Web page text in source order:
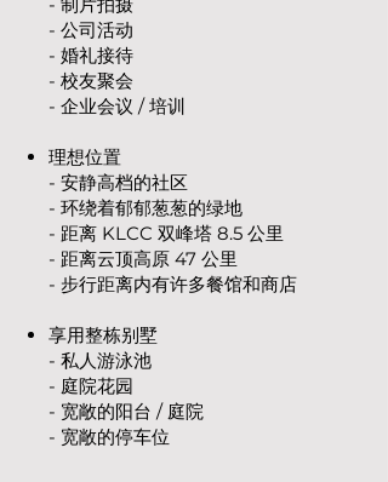
- 公司活动
- 婚礼接待
- 校友聚会
- 企业会议 / 培训
理想位置
- 安静高档的社区
- 环绕着郁郁葱葱的绿地
- 距离 KLCC 双峰塔 8.5 公里
- 距离云顶高原 47 公里
- 步行距离内有许多餐馆和商店
享用整栋别墅
- 私人游泳池
- 庭院花园
- 宽敞的阳台 / 庭院
- 宽敞的停车位